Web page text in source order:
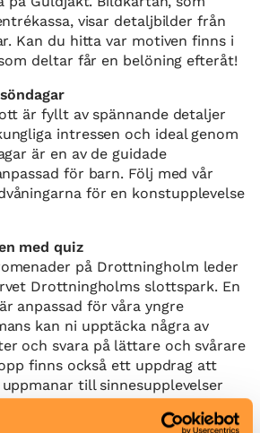
visar detaljbilder från
Kan du hitta var motiven finns i
deltar får en belöning efteråt!
är fyllt av spännande detaljer
intressen och ideal genom
är en av de guidade
för barn. Följ med vår
för en konstupplevelse
med quiz
på Drottningholm leder
Drottningholms slottspark. En
anpassad för våra yngre
kan ni upptäcka några av
och svara på lättare och svårare
finns också ett uppdrag att
till sinnesupplevelser
och familj.